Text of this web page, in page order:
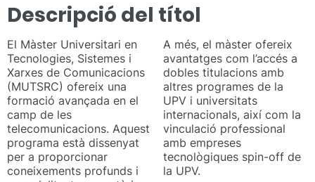
Descripció del títol
El Màster Universitari en
Tecnologies, Sistemes i
Xarxes de Comunicacions
(MUTSRC) ofereix una
formació avançada en el
camp de les
telecomunicacions. Aquest
programa està dissenyat
per a proporcionar
coneixements profunds i
A més, el màster ofereix
avantatges com l’accés a
dobles titulacions amb
altres programes de la
UPV i universitats
internacionals, així com la
vinculació professional
amb empreses
tecnològiques spin-off de
la UPV.